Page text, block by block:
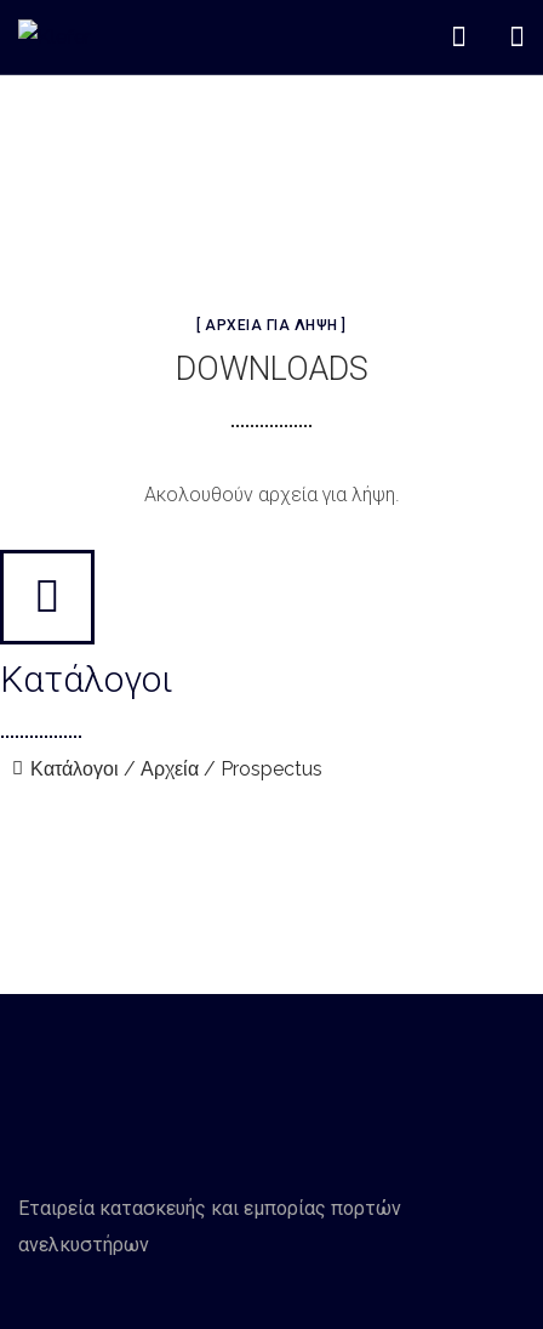
[ ΑΡΧΕΙΑ ΓΙΑ ΛΗΨΗ ]
DOWNLOADS
Ακολουθούν αρχεία για λήψη.
Κατάλογοι
Κατάλογοι / Αρχεία / Prospectus
Εταιρεία κατασκευής και εμπορίας πορτών
ανελκυστήρων